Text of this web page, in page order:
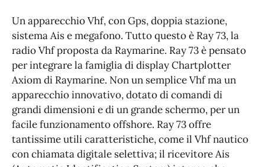
Un apparecchio Vhf, con Gps, doppia stazione,
sistema Ais e megafono. Tutto questo è Ray 73, la
radio Vhf proposta da Raymarine. Ray 73 è pensato
per integrare la famiglia di display Chartplotter
Axiom di Raymarine. Non un semplice Vhf ma un
apparecchio innovativo, dotato di comandi di
grandi dimensioni e di un grande schermo, per un
facile funzionamento offshore. Ray 73 offre
tantissime utili caratteristiche, come il Vhf nautico
con chiamata digitale selettiva; il ricevitore Ais